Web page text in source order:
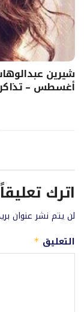
أغسطس – تذاكر
اترك تعليقاً
لن يتم نشر عنوان
التعليق *